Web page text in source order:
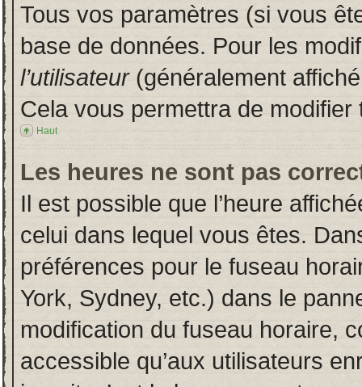
Tous vos paramètres (si vous
base de données. Pour les
l’utilisateur(généralement
Cela vous permettra de
Haut
Les heures ne sont pas
Il est possible que l’heure
celui dans lequel vous êtes.
préférences pour le fuseau
York, Sydney, etc.) dans le
modification du fuseau horaire,
accessible qu’aux utilisateurs